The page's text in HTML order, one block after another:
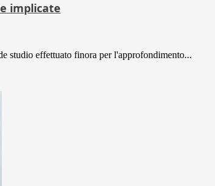
implicate
studio effettuato finora per l'approfondimento...